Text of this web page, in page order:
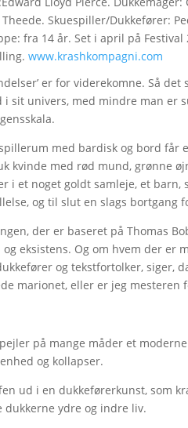
Theede. Skuespiller/Dukkefører:
fra 14 år. Set i april på Festival
www.krashkompagni.com
er for viderekomne. Så det
sit univers, med mindre man er
med bardisk og bord får
kvinde med rød mund, grønne
i et noget goldt samleje, et barn,
og til slut en slags bortgang
der er baseret på Thomas
eksistens. Og om hvem der er
og tekstfortolker, siger,
marionet, eller er jeg mesteren
på mange måder et
og kollapser.
ud i en dukkeførerkunst, som
ydre og indre liv.